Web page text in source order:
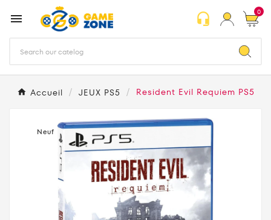
 headset_mic 0
Accueil JEUX PS5 Resident Evil Requiem PS5
Neuf